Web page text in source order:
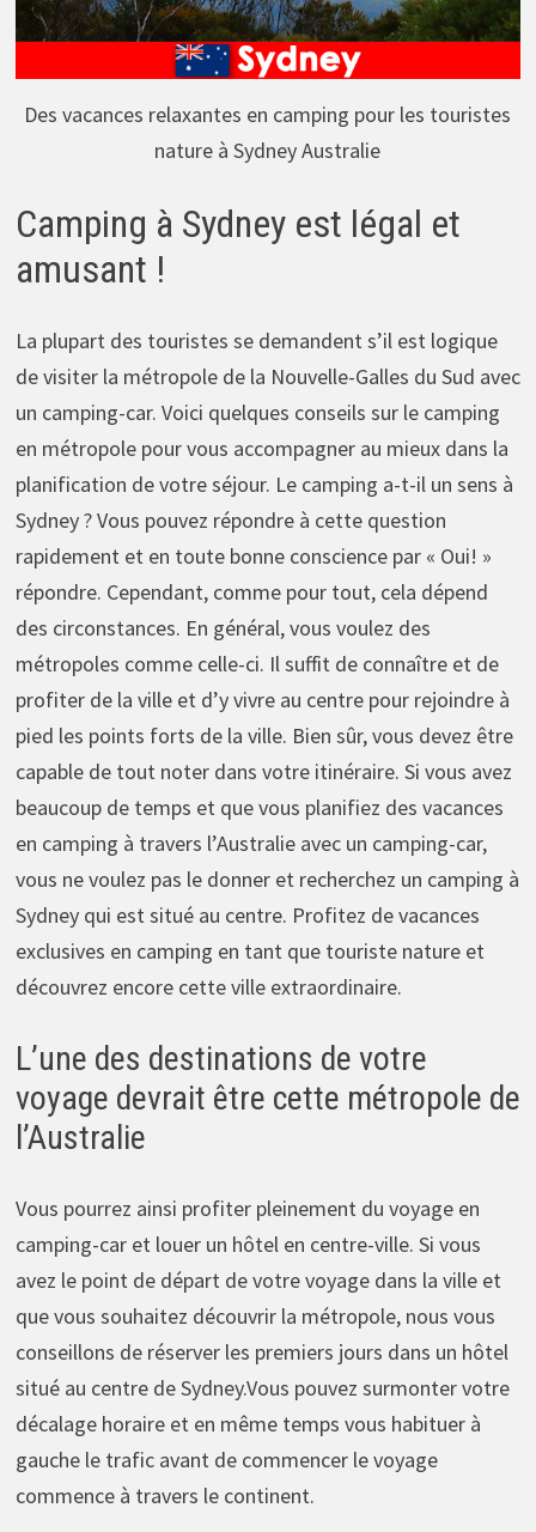
Des vacances relaxantes en camping pour les touristes
nature à Sydney Australie
Camping à Sydney est légal et
amusant !
La plupart des touristes se demandent s’il est logique
de visiter la métropole de la Nouvelle-Galles du Sud avec
un camping-car. Voici quelques conseils sur le camping
en métropole pour vous accompagner au mieux dans la
planification de votre séjour. Le camping a-t-il un sens à
Sydney ? Vous pouvez répondre à cette question
rapidement et en toute bonne conscience par « Oui! »
répondre. Cependant, comme pour tout, cela dépend
des circonstances. En général, vous voulez des
métropoles comme celle-ci. Il suffit de connaître et de
profiter de la ville et d’y vivre au centre pour rejoindre à
pied les points forts de la ville. Bien sûr, vous devez être
capable de tout noter dans votre itinéraire. Si vous avez
beaucoup de temps et que vous planifiez des vacances
en camping à travers l’Australie avec un camping-car,
vous ne voulez pas le donner et recherchez un camping à
Sydney qui est situé au centre. Profitez de vacances
exclusives en camping en tant que touriste nature et
découvrez encore cette ville extraordinaire.
L’une des destinations de votre
voyage devrait être cette métropole de
l’Australie
Vous pourrez ainsi profiter pleinement du voyage en
camping-car et louer un hôtel en centre-ville. Si vous
avez le point de départ de votre voyage dans la ville et
que vous souhaitez découvrir la métropole, nous vous
conseillons de réserver les premiers jours dans un hôtel
situé au centre de Sydney.Vous pouvez surmonter votre
décalage horaire et en même temps vous habituer à
gauche le trafic avant de commencer le voyage
commence à travers le continent.